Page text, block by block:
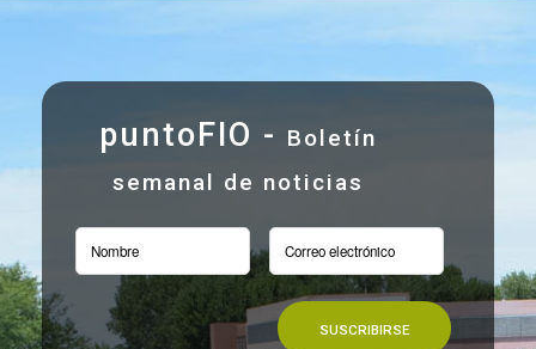
puntoFIO - Boletín
semanal de noticias
SUSCRIBIRSE